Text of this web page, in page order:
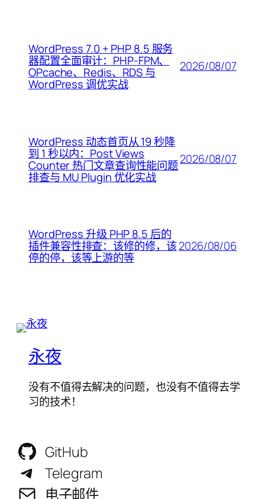
WordPress 7.0 + PHP 8.5 服务
器配置全面审计：PHP-FPM、
OPcache、Redis、RDS 与
WordPress 调优实战
2026/08/07
WordPress 动态首页从 19 秒降
到 1 秒以内：Post Views
Counter 热门文章查询性能问题
排查与 MU Plugin 优化实战
2026/08/07
WordPress 升级 PHP 8.5 后的
插件兼容性排查：该修的修，该
停的停，该等上游的等
2026/08/06
永夜
没有不值得去解决的问题，也没有不值得去学
习的技术！
GitHub
Telegram
电子邮件